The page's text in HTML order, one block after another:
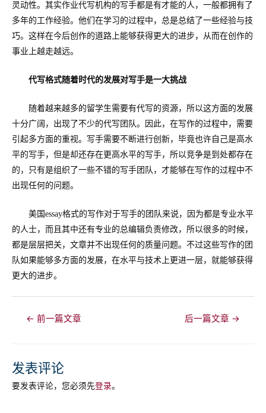
灵动性。其实作业代写机构的写手都是有才能的人，一般都拥有了
多年的工作经验。他们在学习的过程中，总是总结了一些经验与技
巧。这样在今后创作的道路上能够获得更大的进步，从而在创作的
事业上越走越远。
代写格式随着时代的发展对写手是一大挑战
随着越来越多的留学生需要有代写的资源，所以这方面的发展
十分广阔，出现了不少的代写团队。因此，在写作的过程中，需要
引起多方面的重视。写手需要不断进行创新，毕竟也许自己是高水
平的写手，但是却还存在更高水平的写手，所以竞争是到处都存在
的，只有是组织了一些不错的写手团队，才能够在写作的过程中不
出现任何的问题。
美国 essay格式的写作对于写手的团队来说，因为都是专业水平
的人士，而且其中还有专业的总编辑负责修改，所以很多的时候，
都是层层把关，文章并不出现任何的质量问题。不过这些写作的团
队如果能够多方面的发展，在水平与技术上更进一层，就能够获得
更大的进步。
航
← 前一篇文章 后一篇文章 →
发表评论
要发表评论，您必须先登录。